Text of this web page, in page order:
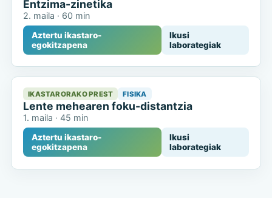
Entzima-zinetika
2. maila · 60 min
Aztertu ikastaro-
egokitzapena
Ikusi
laborategiak
IKASTARORAKO PREST FISIKA
Lente mehearen foku-distantzia
1. maila ·45 min
Aztertu ikastaro-
egokitzapena
Ikusi
laborategiak